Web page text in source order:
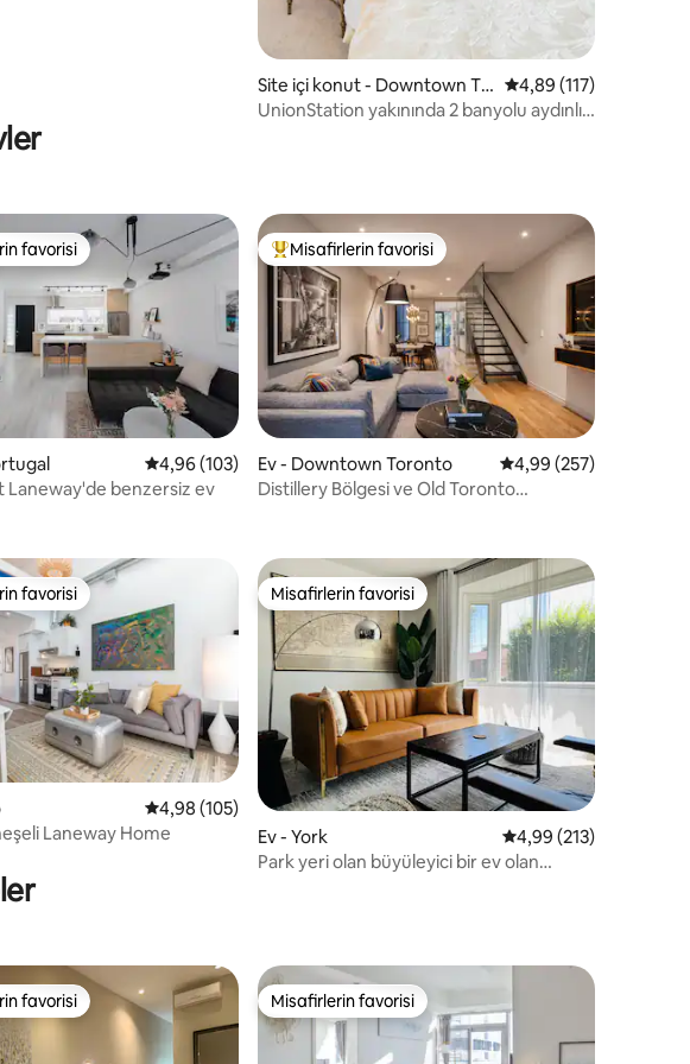
Site içi konut - Downtown To
ronto
5 üzerinden ortalama
4,89 (117)
UnionStation yakınında 2 banyolu aydınlık
619 değerlendirme
en beğenilenler arasında
favorisi
5 üzerinden ortalama 4,96 puan, 103 değerlendirme
4,96 (103)
Laneway'de benzersiz ev
Misafirlerin favorilerinden en beğenilenler arasında
Misafirlerin favorisi
Ev - Downtown Toronto 5 üzerinden ortalama
4,99 (257)
Distillery Bölgesi ve Old Toronto
puan, 115 değerlendirme
en beğenilenler arasında
favorisi
5 üzerinden ortalama 4,98 puan, 105 değerlendirme
4,98 (105)
Laneway Home
Misafirlerin favorisi
Misafirlerin favorisi
Ev - York 5 üzerinden ortalama
4,99 (213)
Park yeri olan büyüleyici bir ev olan
en beğenilenler arasında
favorisi Misafirlerin favorisi
Misafirlerin favorisi